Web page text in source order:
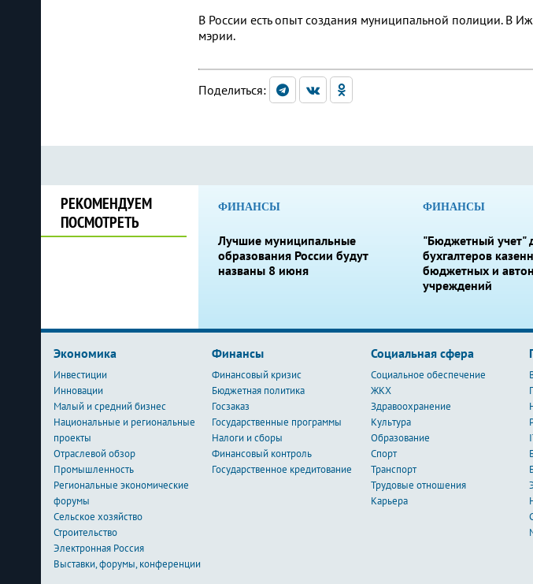
В России есть опыт создания муниципальной полиции. В
мэрии.
Поделиться:
РЕКОМЕНДУЕМ
ПОСМОТРЕТЬ
ФИНАНСЫ
Лучшие муниципальные
образования России будут
названы 8 июня
ФИНАНСЫ
"Бюджетный учет"
бухгалтеров
бюджетных и
учреждений
Экономика
Инвестиции
Инновации
Малый и средний бизнес
Национальные и региональные
проекты
Отраслевой обзор
Промышленность
Региональные экономические
форумы
Сельское хозяйство
Строительство
Электронная Россия
Выставки, форумы, конференции
Финансы
Финансовый кризис
Бюджетная политика
Госзаказ
Государственные программы
Налоги и сборы
Финансовый контроль
Государственное кредитование
Социальная сфера
Социальное обеспечение
ЖКХ
Здравоохранение
Культура
Образование
Спорт
Транспорт
Трудовые отношения
Карьера